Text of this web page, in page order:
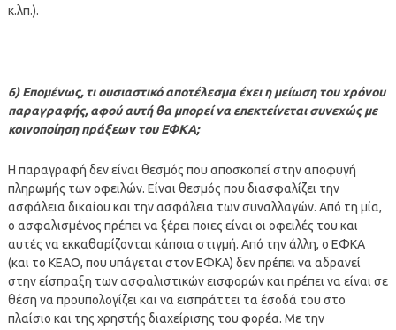
κ.λπ.).
6) Επομένως, τι ουσιαστικό αποτέλεσμα έχει η μείωση του χρόνου
παραγραφής, αφού αυτή θα μπορεί να επεκτείνεται συνεχώς με
κοινοποίηση πράξεων του ΕΦΚΑ;
Η παραγραφή δεν είναι θεσμός που αποσκοπεί στην αποφυγή
πληρωμής των οφειλών. Είναι θεσμός που διασφαλίζει την
ασφάλεια δικαίου και την ασφάλεια των συναλλαγών. Από τη μία,
ο ασφαλισμένος πρέπει να ξέρει ποιες είναι οι οφειλές του και
αυτές να εκκαθαρίζονται κάποια στιγμή. Από την άλλη, ο ΕΦΚΑ
(και το ΚΕΑΟ, που υπάγεται στον ΕΦΚΑ) δεν πρέπει να αδρανεί
στην είσπραξη των ασφαλιστικών εισφορών και πρέπει να είναι σε
θέση να προϋπολογίζει και να εισπράττει τα έσοδά του στο
πλαίσιο και της χρηστής διαχείρισης του φορέα. Με την